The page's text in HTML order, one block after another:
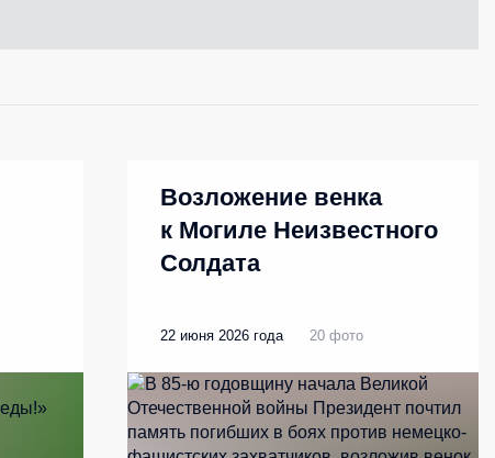
Возложение венка
к Могиле Неизвестного
Солдата
22 июня 2026 года 20 фото